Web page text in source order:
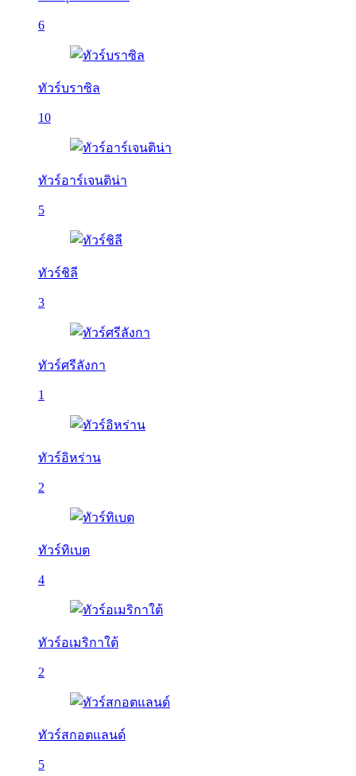
6
ทัวร์บราซิล
10
ทัวร์อาร์เจนติน่า
5
ทัวร์ชิลี
3
ทัวร์ศรีลังกา
1
ทัวร์อิหร่าน
2
ทัวร์ทิเบต
4
ทัวร์อเมริกาใต้
2
ทัวร์สกอตแลนด์
5